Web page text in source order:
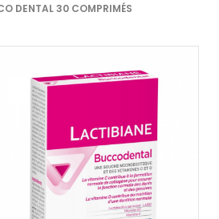
DENTAL 30 COMPRIMÉS